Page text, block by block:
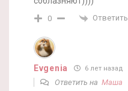
0 Ответить
Evgenia 6 лет назад
Ответить на Маша